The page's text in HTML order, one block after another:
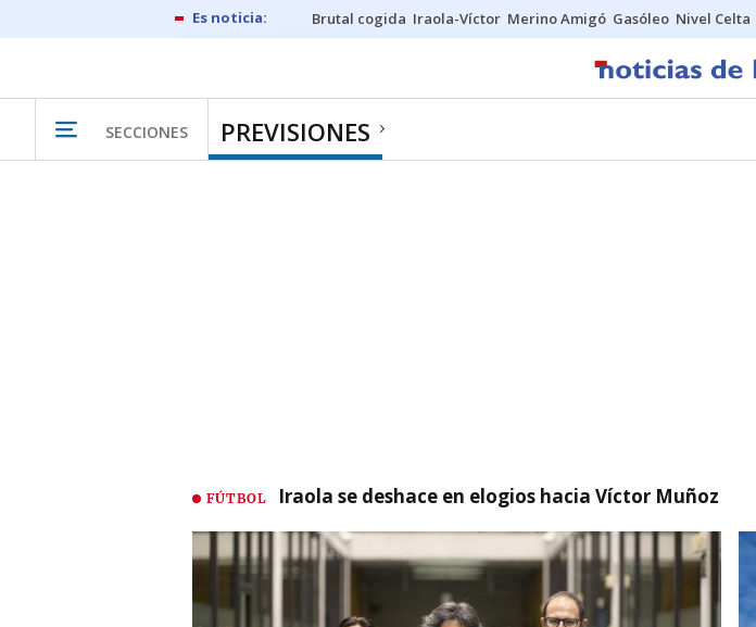
Brutal cogida Iraola-Víctor Merino Amigó Gasóleo Nivel Celta
SECCIONES PREVISIONES
FÚTBOL Iraola se deshace en elogios hacia Víctor Muñoz